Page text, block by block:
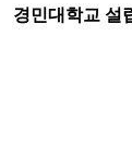
경민대학교 설